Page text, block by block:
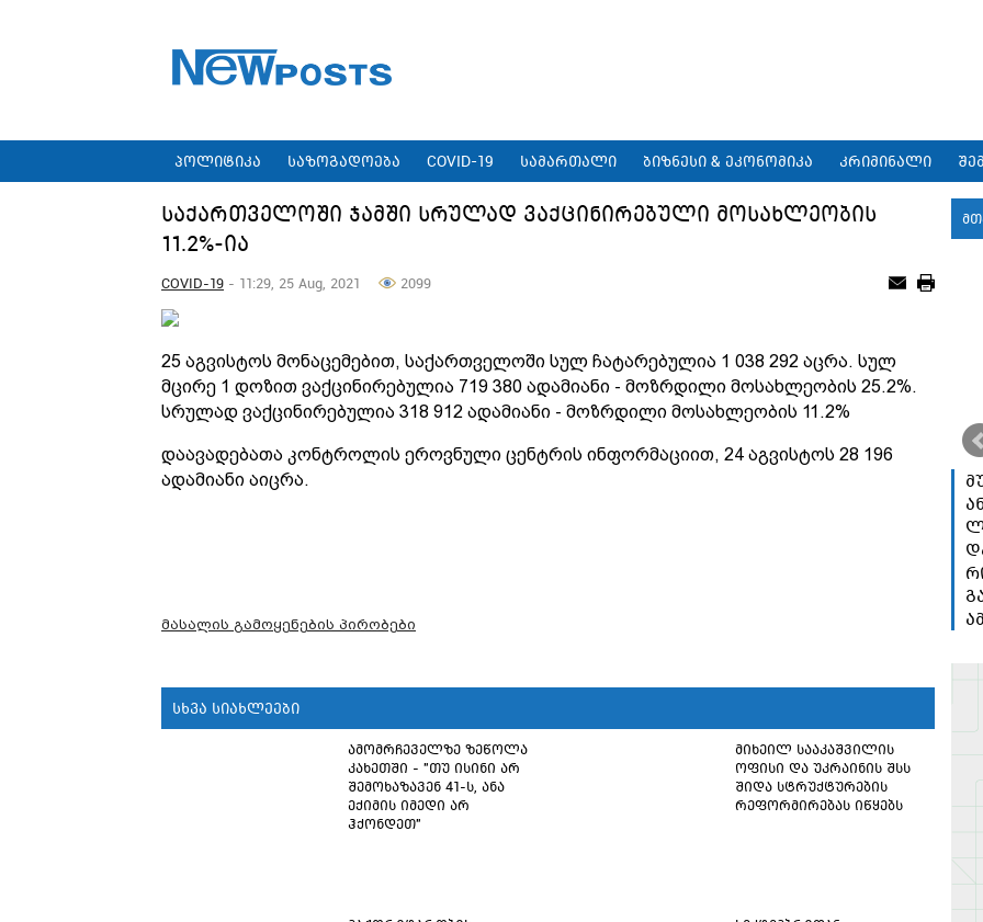
პოლიტიკა საზოგადოება COVID-19 სამართალი ბიზნესი & ეკონომიკა კრიმინალი
საქართველოში ჯამში სრულად ვაქცინირებული მოსახლეობის
11.2%-ია
COVID-19 - 11:29, 25 Aug, 2021 2099
25 აგვისტოს მონაცემებით, საქართველოში სულ ჩატარებულია 1 038 292 აცრა. სულ
მცირე 1 დოზით ვაქცინირებულია 719 380 ადამიანი - მოზრდილი მოსახლეობის 25.2%.
სრულად ვაქცინირებულია 318 912 ადამიანი - მოზრდილი მოსახლეობის 11.2%
დაავადებათა კონტროლის ეროვნული ცენტრის ინფორმაციით, 24 აგვისტოს 28 196
ადამიანი აიცრა.
მასალის გამოყენების პირობები
სხვა სიახლეები
ამომრჩეველზე ზეწოლა
კახეთში - "თუ ისინი არ
შემოხაზავენ 41-ს, ანა
ექიმის იმედი არ
ჰქონდეთ"
მიხეილ სააკაშვილის
ოფისი და უკრაინის შსს
შიდა სტრუქტურების
რეფორმირებას იწყებს